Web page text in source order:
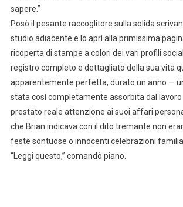
sapere.”
Posò il pesante raccoglitore sulla solida
studio adiacente e lo aprì alla primissima
ricoperta di stampe a colori dei vari profili
registro completo e dettagliato della sua vita
apparentemente perfetta, durato un anno —
stata così completamente assorbita dal lavoro
prestato reale attenzione ai suoi affari
che Brian indicava con il dito tremante non
feste sontuose o innocenti celebrazioni
“Leggi questo,” comandò piano.